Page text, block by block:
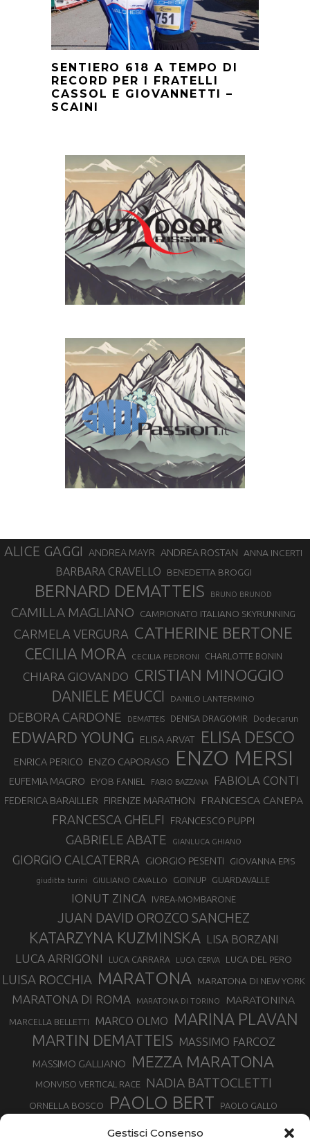
Gestisci Consenso
SENTIERO 618 A TEMPO DI
RECORD PER I FRATELLI
CASSOL E GIOVANNETTI –
SCAINI
ALICE GAGGI ANDREA MAYR ANDREA ROSTAN ANNA INCERTI
BARBARA CRAVELLO BENEDETTA BROGGI
BERNARD DEMATTEIS BRUNO BRUNOD
CAMILLA MAGLIANO CAMPIONATO ITALIANO SKYRUNNING
CARMELA VERGURA CATHERINE BERTONE
CECILIA MORA CECILIA PEDRONI CHARLOTTE BONIN
CHIARA GIOVANDO CRISTIAN MINOGGIO
DANIELE MEUCCI DANILO LANTERMINO
DEBORA CARDONE DEMATTEIS DENISA DRAGOMIR Dodecarun
EDWARD YOUNG ELISA ARVAT ELISA DESCO
ENRICA PERICO ENZO CAPORASO ENZO MERSI
EUFEMIA MAGRO EYOB FANIEL FABIO BAZZANA FABIOLA CONTI
FEDERICA BARAILLER FIRENZE MARATHON FRANCESCA CANEPA
FRANCESCA GHELFI FRANCESCO PUPPI
GABRIELE ABATE GIANLUCA GHIANO
GIORGIO CALCATERRA GIORGIO PESENTI GIOVANNA EPIS
giuditta turini GIULIANO CAVALLO GOINUP GUARDAVALLE
IONUT ZINCA IVREA-MOMBARONE
JUAN DAVID OROZCO SANCHEZ
KATARZYNA KUZMINSKA LISA BORZANI
LUCA ARRIGONI LUCA CARRARA LUCA CERVA LUCA DEL PERO
LUISA ROCCHIA MARATONA MARATONA DI NEW YORK
MARATONA DI ROMA MARATONA DI TORINO MARATONINA
MARCELLA BELLETTI MARCO OLMO MARINA PLAVAN
MARTIN DEMATTEIS MASSIMO FARCOZ
MASSIMO GALLIANO MEZZA MARATONA
MONVISO VERTICAL RACE NADIA BATTOCLETTI
ORNELLA BOSCO PAOLO BERT PAOLO GALLO